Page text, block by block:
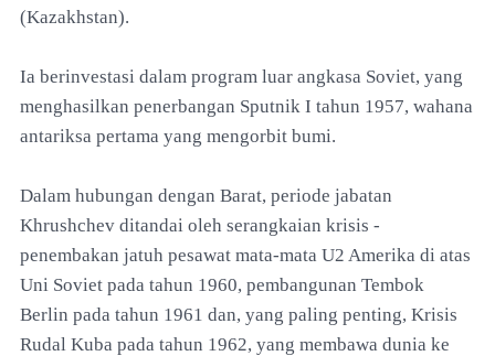
(Kazakhstan).
Ia berinvestasi dalam program luar angkasa Soviet, yang
menghasilkan penerbangan Sputnik I tahun 1957, wahana
antariksa pertama yang mengorbit bumi.
Dalam hubungan dengan Barat, periode jabatan
Khrushchev ditandai oleh serangkaian krisis -
penembakan jatuh pesawat mata-mata U2 Amerika di atas
Uni Soviet pada tahun 1960, pembangunan Tembok
Berlin pada tahun 1961 dan, yang paling penting, Krisis
Rudal Kuba pada tahun 1962, yang membawa dunia ke